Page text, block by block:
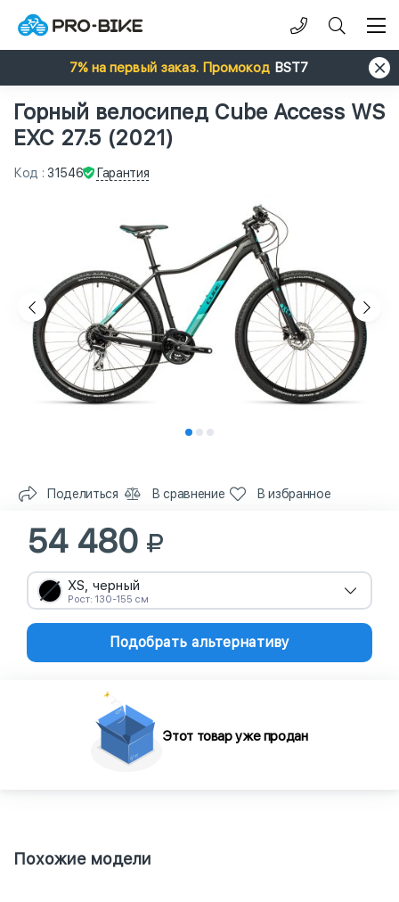
7% на первый заказ. Промокод BST7
Горный велосипед Cube Access WS
EXC 27.5 (2021)
Код : 31546 Гарантия
Поделиться В сравнение В избранное
54 480
XS, черный
Рост: 130-155 см
Подобрать альтернативу
Этот товар уже продан
Похожие модели